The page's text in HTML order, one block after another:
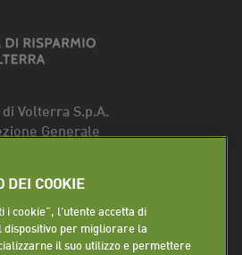
Volterra S.p.A.
Generale
DEI COOKIE
i cookie”, l'utente accetta di
dispositivo per migliorare la
il suo utilizzo e permettere